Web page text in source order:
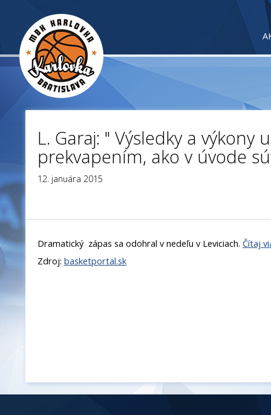
L. Garaj: " Výsledky a výkony
prekvapením, ako v úvode
12. januára 2015
Dramatický zápas sa odohral v nedeľu v Leviciach. Čítaj
Zdroj: basketportal.sk